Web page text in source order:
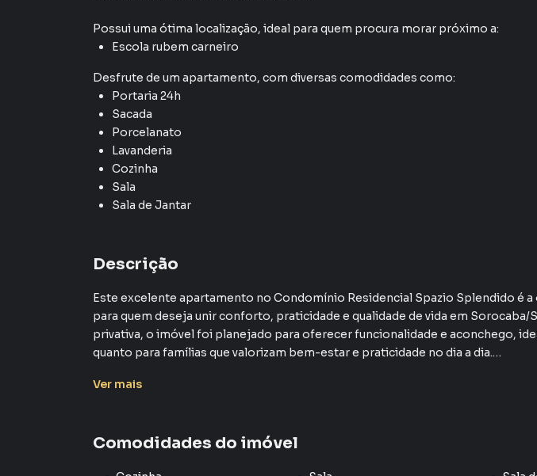
Possui uma ótima localização, ideal para quem procura morar próximo a:
Escola rubem carneiro
Desfrute de um apartamento, com diversas comodidades como:
Portaria 24h
Sacada
Porcelanato
Lavanderia
Cozinha
Sala
Sala de Jantar
Descrição
Este excelente apartamento no Condomínio Residencial Spazio Splendido é
para quem deseja unir conforto, praticidade e qualidade de vida em Sorocaba/
privativa, o imóvel foi planejado para oferecer funcionalidade e aconchego,
quanto para famílias que valorizam bem-estar e praticidade no dia a dia.
O apartamento possui 2 dormitórios com armários planejados, garantindo
diferencial que proporciona um ambiente arejado e agradável. A cozinha
Ver mais
Comodidades do imóvel